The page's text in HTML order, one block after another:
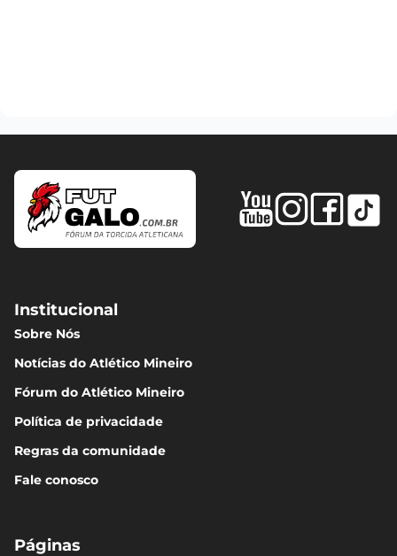
Institucional
Sobre Nós
Notícias do Atlético Mineiro
Fórum do Atlético Mineiro
Política de privacidade
Regras da comunidade
Fale conosco
Páginas